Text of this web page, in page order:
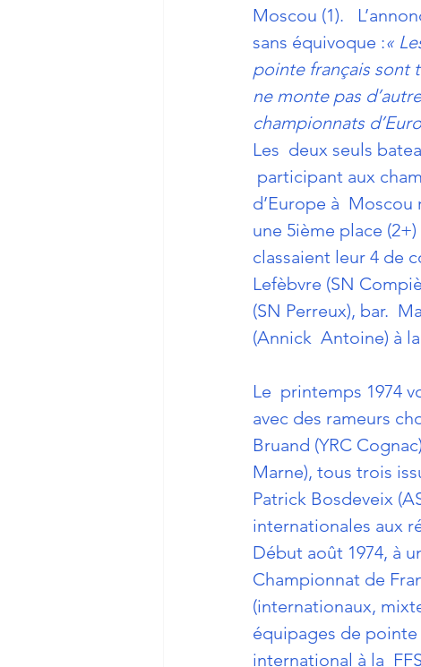
Moscou (1).
sans équivoque :«
pointe français sont
ne monte pas
championnats
Les  deux seuls
participant aux
d’Europe à  Moscou
une 5ième place
classaient leur 4 de
Lefèbvre (SN
(SN Perreux), bar.
(Annick  Antoine) à
Le  printemps 1974
avec des rameurs
Bruand (YRC
Marne), tous trois
Patrick Bosdeveix
internationales aux
Début août 1974, à
Championnat de
(internationaux,
équipages de pointe
international à la